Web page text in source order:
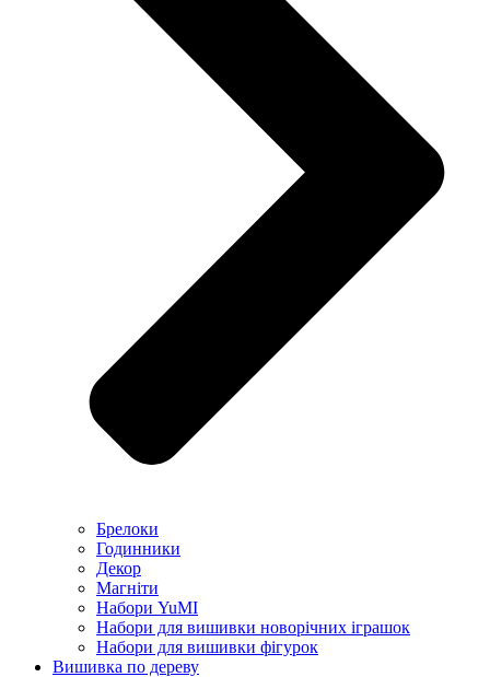
Брелоки
Годинники
Декор
Магніти
Набори YuMI
Набори для вишивки новорічних іграшок
Набори для вишивки фігурок
Вишивка по дереву